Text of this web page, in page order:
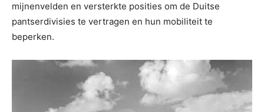
mijnenvelden en versterkte posities om de Duitse
pantserdivisies te vertragen en hun mobiliteit te
beperken.